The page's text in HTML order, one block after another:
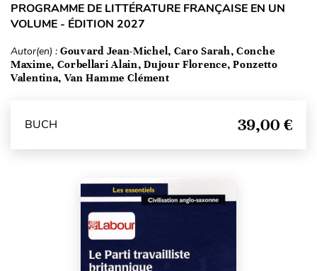
PROGRAMME DE LITTÉRATURE FRANÇAISE EN UN
VOLUME - ÉDITION 2027
Autor(en) : Gouvard Jean-Michel, Caro Sarah, Conche
Maxime, Corbellari Alain, Dujour Florence, Ponzetto
Valentina, Van Hamme Clément
BUCH 39,00 €